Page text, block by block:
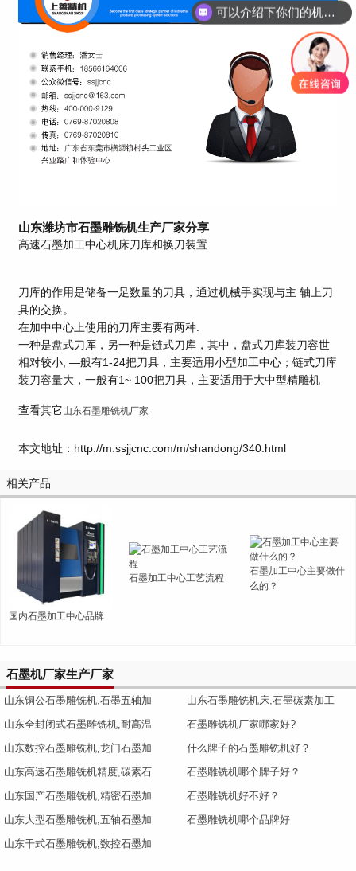
山东潍坊市石墨雕铣机生产厂家分享
高速石墨加工中心机床刀库和换刀装置
刀库的作用是储备一足数量的刀具，通过机械手实现与主 轴上刀
具的交换。
在加中中心上使用的刀库主要有两种.
一种是盘式刀厍，另一种是链式刀库，其中，盘式刀库装刀容世
相对较小, —般有1-24把刀具，主要适用小型加工中心；链式刀库
装刀容量大，一般有1~ 100把刀具，主要适用于大中型精雕机
查看其它山东石墨雕铣机厂家
本文地址：http://m.ssjjcnc.com/m/shandong/340.html
相关产品
国内石墨加工中心品牌
石墨加工中心工艺流程
石墨加工中心主要做什
么的？
石墨机厂家生产厂家
山东铜公石墨雕铣机,石墨五轴加
山东全封闭式石墨雕铣机,耐高温
山东数控石墨雕铣机,龙门石墨加
山东高速石墨雕铣机精度,碳素石
山东国产石墨雕铣机,精密石墨加
山东大型石墨雕铣机,五轴石墨加
山东干式石墨雕铣机,数控石墨加
山东石墨雕铣机床,石墨碳素加工
石墨雕铣机厂家哪家好?
什么牌子的石墨雕铣机好？
石墨雕铣机哪个牌子好？
石墨雕铣机好不好？
石墨雕铣机哪个品牌好
可以介绍下你们的机床吗？